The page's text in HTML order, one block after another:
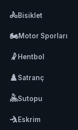
🚴Bisiklet
🏍️Motor Sporları
🤾 Hentbol
♟️Satranç
🤽Sutopu
🤺Eskrim